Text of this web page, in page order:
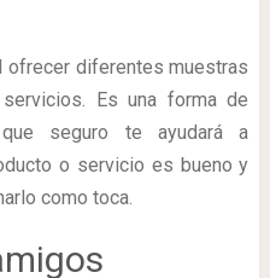
ofrecer diferentes muestras
Es una forma de
seguro te ayudará a
o servicio es bueno y
como toca.